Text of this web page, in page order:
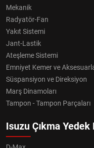
Mekanik
Radyatör-Fan
Yakıt Sistemi
Jant-Lastik
Ateşleme Sistemi
Emniyet Kemer ve
Süspansiyon ve Direksiyon
Marş Dinamoları
Tampon - Tampon Parçaları
Isuzu Çıkma Yedek